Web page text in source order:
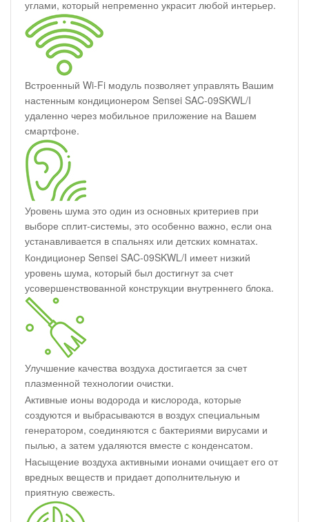
углами, который непременно украсит любой интерьер.
Встроенный Wi-Fi модуль позволяет управлять Вашим
настенным кондиционером Sensei SAC-09SKWL/I
удаленно через мобильное приложение на Вашем
смартфоне.
Уровень шума это один из основных критериев при
выборе сплит-системы, это особенно важно, если она
устанавливается в спальнях или детских комнатах.
Кондиционер Sensei SAC-09SKWL/I имеет низкий
уровень шума, который был достигнут за счет
усовершенствованной конструкции внутреннего блока.
Улучшение качества воздуха достигается за счет
плазменной технологии очистки.
Активные ионы водорода и кислорода, которые
создуются и выбрасываются в воздух специальным
генератором, соединяются с бактериями вирусами и
пылью, а затем удаляются вместе с конденсатом.
Насыщение воздуха активными ионами очищает его от
вредных веществ и придает дополнительную и
приятную свежесть.